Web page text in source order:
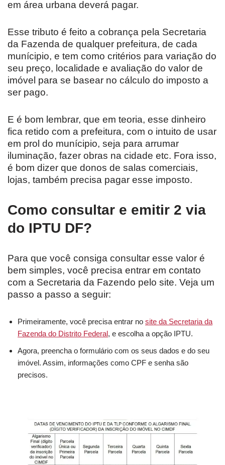
em área urbana deverá pagar.
Esse tributo é feito a cobrança pela Secretaria
da Fazenda de qualquer prefeitura, de cada
munícipio, e tem como critérios para variação do
seu preço, localidade e avaliação do valor de
imóvel para se basear no cálculo do imposto a
ser pago.
E é bom lembrar, que em teoria, esse dinheiro
fica retido com a prefeitura, com o intuito de usar
em prol do munícipio, seja para arrumar
iluminação, fazer obras na cidade etc. Fora isso,
é bom dizer que donos de salas comerciais,
lojas, também precisa pagar esse imposto.
Como consultar e emitir 2 via
do IPTU DF?
Para que você consiga consultar esse valor é
bem simples, você precisa entrar em contato
com a Secretaria da Fazendo pelo site. Veja um
passo a passo a seguir:
Primeiramente, você precisa entrar no site da Secretaria da
Fazenda do Distrito Federal, e escolha a opção IPTU.
Agora, preencha o formulário com os seus dados e do seu
imóvel. Assim, informações como CPF e senha são
precisos.